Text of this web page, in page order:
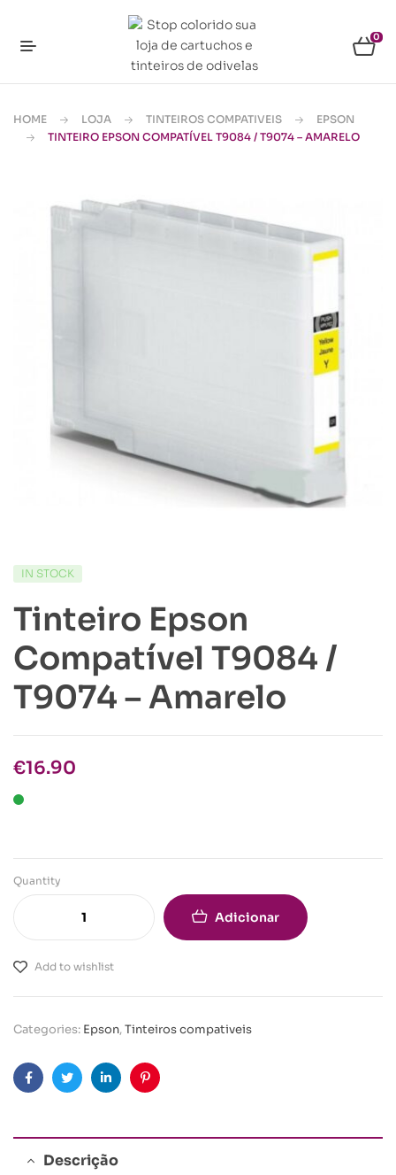
0
HOME LOJA TINTEIROS COMPATIVEIS
EPSON
TINTEIRO EPSON COMPATÍVEL T9084 / T9074 – AMARELO
IN STOCK
Tinteiro Epson
Compatível T9084 /
T9074 – Amarelo
€16.90
Quantity
Adicionar
Add to wishlist
Categories: Epson,Tinteiros compativeis
FacebookTwitterLinkedinPinterest
Descrição